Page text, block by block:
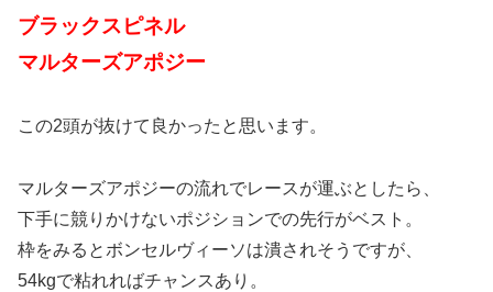
ブラックスピネル
マルターズアポジー
この2頭が抜けて良かったと思います。
マルターズアポジーの流れでレースが運ぶとしたら、
下手に競りかけないポジションでの先行がベスト。
枠をみるとボンセルヴィーソは潰されそうですが、
54kgで粘れればチャンスあり。